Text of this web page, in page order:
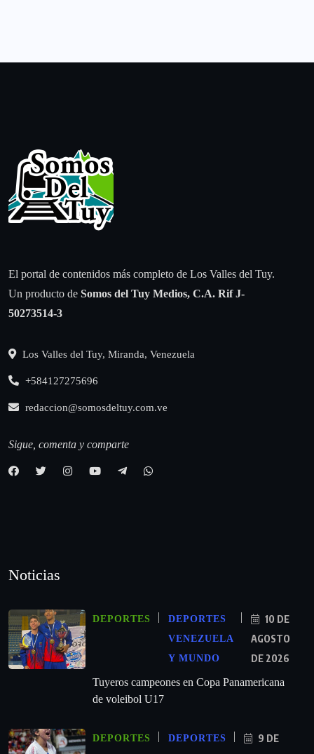
El portal de contenidos más completo de Los Valles del Tuy.
Un producto de Somos del Tuy Medios, C.A. Rif J-
50273514-3
Los Valles del Tuy, Miranda, Venezuela
+584127275696
redaccion@somosdeltuy.com.ve
Sigue, comenta y comparte
Noticias
DEPORTES
DEPORTES
VENEZUELA
Y MUNDO
10 DE
AGOSTO
DE 2026
Tuyeros campeones en Copa Panamericana
de voleibol U17
DEPORTES
DEPORTES
9 DE